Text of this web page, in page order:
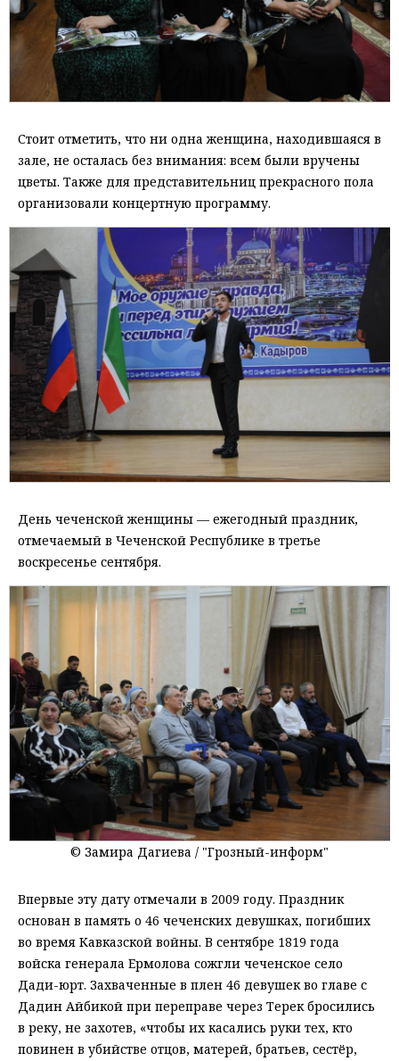
Стоит отметить, что ни одна женщина, находившаяся в
зале, не осталась без внимания: всем были вручены
цветы. Также для представительниц прекрасного пола
организовали концертную программу.
День чеченской женщины — ежегодный праздник,
отмечаемый в Чеченской Республике в третье
воскресенье сентября.
© Замира Дагиева / "Грозный-информ"
Впервые эту дату отмечали в 2009 году. Праздник
основан в память о 46 чеченских девушках, погибших
во время Кавказской войны. В сентябре 1819 года
войска генерала Ермолова сожгли чеченское село
Дади-юрт. Захваченные в плен 46 девушек во главе с
Дадин Айбикой при переправе через Терек бросились
в реку, не захотев, «чтобы их касались руки тех, кто
повинен в убийстве отцов, матерей, братьев, сестёр,